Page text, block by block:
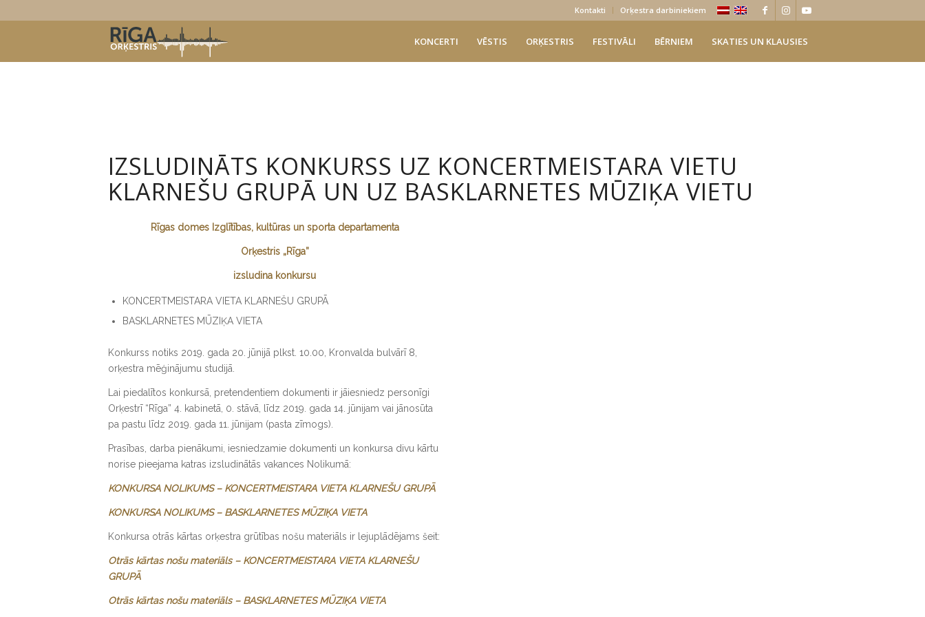
Kontakti Orķestra darbiniekiem
KONCERTI VĒSTIS ORĶESTRIS FESTIVĀLI BĒRNIEM SKATIES UN KLAUSIES
IZSLUDINĀTS KONKURSS UZ KONCERTMEISTARA VIETU
KLARNEŠU GRUPĀ UN UZ BASKLARNETES MŪZIĶA VIETU
Rīgas domes Izglītības, kultūras un sporta departamenta
Orķestris „Rīga”
izsludina konkursu
KONCERTMEISTARA VIETA KLARNEŠU GRUPĀ
BASKLARNETES MŪZIĶA VIETA
Konkurss notiks 2019. gada 20. jūnijā plkst. 10.00, Kronvalda bulvārī 8,
orķestra mēģinājumu studijā.
Lai piedalītos konkursā, pretendentiem dokumenti ir jāiesniedz personīgi
Orķestrī “Rīga” 4. kabinetā, 0. stāvā, līdz 2019. gada 14. jūnijam vai jānosūta
pa pastu līdz 2019. gada 11. jūnijam (pasta zīmogs).
Prasības, darba pienākumi, iesniedzamie dokumenti un konkursa divu kārtu
norise pieejama katras izsludinātās vakances Nolikumā:
KONKURSA NOLIKUMS – KONCERTMEISTARA VIETA KLARNEŠU GRUPĀ
KONKURSA NOLIKUMS – BASKLARNETES MŪZIĶA VIETA
Konkursa otrās kārtas orķestra grūtības nošu materiāls ir lejuplādējams šeit:
Otrās kārtas nošu materiāls – KONCERTMEISTARA VIETA KLARNEŠU
GRUPĀ
Otrās kārtas nošu materiāls – BASKLARNETES MŪZIĶA VIETA